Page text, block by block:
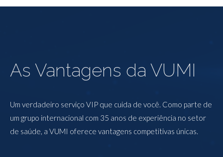
As Vantagens da VUMI
Um verdadeiro serviço VIP que cuida de você. Como parte de
um grupo internacional com 35 anos de experiência no setor
de saúde, a VUMI oferece vantagens competitivas únicas.